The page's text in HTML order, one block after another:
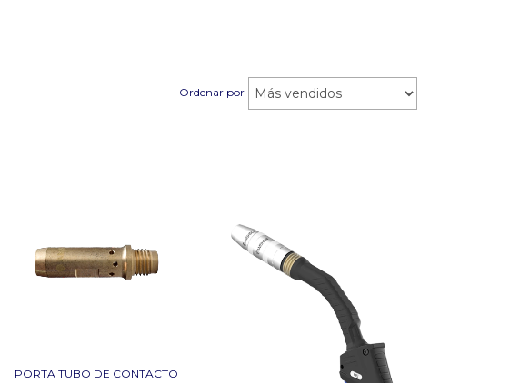
Ordenar por
PORTA TUBO DE CONTACTO